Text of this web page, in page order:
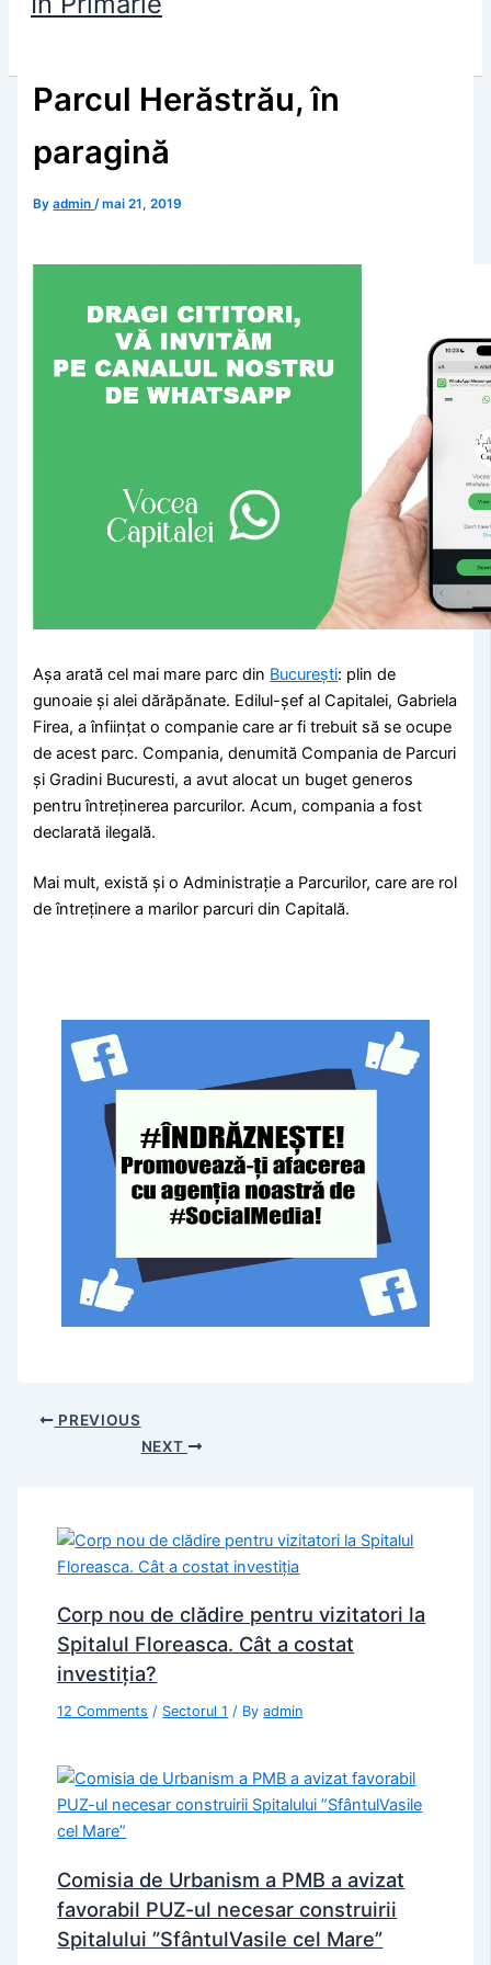
Parcul Herăstrău, în
paragină
Byadmin/mai 21, 2019
Așa arată cel mai mare parc din București: plin de
gunoaie și alei dărăpănate. Edilul-șef al Capitalei, Gabriela
Firea, a înființat o companie care ar fi trebuit să se ocupe
de acest parc. Compania, denumită Compania de Parcuri
și Gradini Bucuresti, a avut alocat un buget generos
pentru întreținerea parcurilor. Acum, compania a fost
declarată ilegală.
Mai mult, există și o Administrație a Parcurilor, care are rol
de întreținere a marilor parcuri din Capitală.
PREVIOUS
NEXT
Corp nou de clădire pentru vizitatori la
Spitalul Floreasca. Cât a costat
investiţia?
12 Comments / Sectorul 1 / Byadmin
Comisia de Urbanism a PMB a avizat
favorabil PUZ-ul necesar construirii
Spitalului ”SfântulVasile cel Mare”